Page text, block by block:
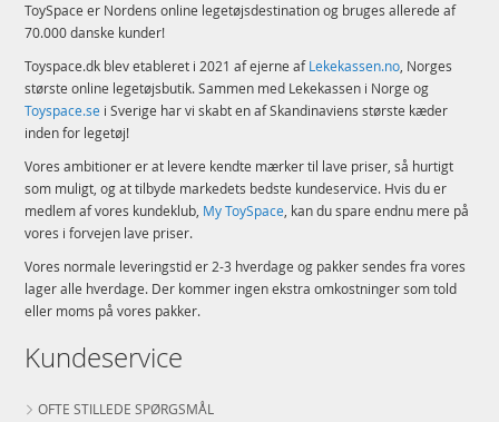
ToySpace er Nordens online legetøjsdestination og bruges allerede af
70.000 danske kunder!
Toyspace.dk blev etableret i 2021 af ejerne afLekekassen.no, Norges
største online legetøjsbutik. Sammen med Lekekassen i Norge og
Toyspace.se i Sverige har vi skabt en af Skandinaviens største kæder
inden for legetøj!
Vores ambitioner er at levere kendte mærker til lave priser, så hurtigt
som muligt, og at tilbyde markedets bedste kundeservice. Hvis du er
medlem af vores kundeklub, My ToySpace, kan du spare endnu mere på
vores i forvejen lave priser.
Vores normale leveringstid er 2-3 hverdage og pakker sendes fra vores
lager alle hverdage. Der kommer ingen ekstra omkostninger som told
eller moms på vores pakker.
Kundeservice
OFTE STILLEDE SPØRGSMÅL